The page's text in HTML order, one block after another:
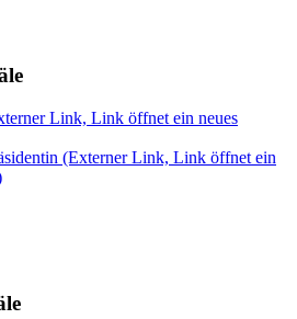
Link, Link öffnet ein neues
(Externer Link, Link öffnet ein